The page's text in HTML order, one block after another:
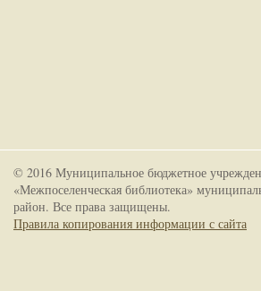
© 2016 Муниципальное бюджетное
«Межпоселенческая библиотека»
район. Все права защищены.
Правила копирования информации с сайта